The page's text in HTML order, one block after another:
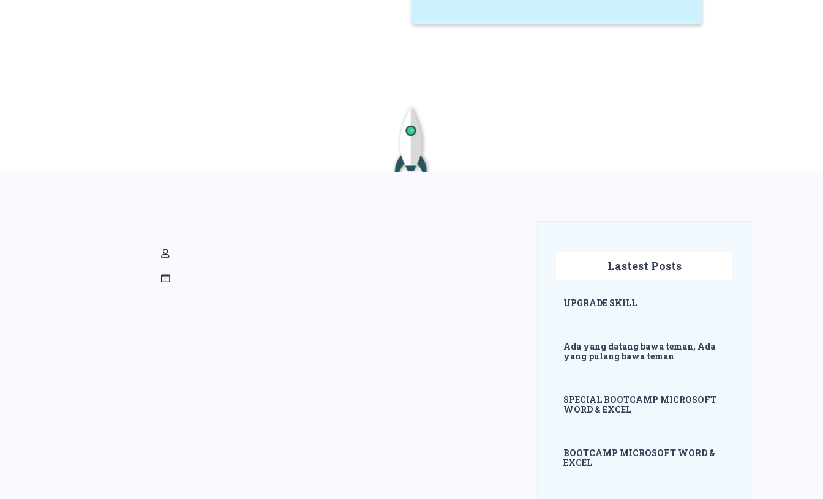
Lastest Posts
UPGRADE SKILL
Ada yang datang bawa teman, Ada
yang pulang bawa teman
SPECIAL BOOTCAMP MICROSOFT
WORD & EXCEL
BOOTCAMP MICROSOFT WORD &
EXCEL